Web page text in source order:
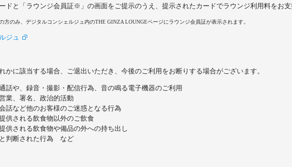
ドと「ラウンジ会員証※」の画面をご提示のうえ、提示されたカードでラウンジ利用料をお
方のみ、デジタルコンシェルジュ内のTHE GINZA LOUNGEページにラウンジ会員証が表示されます。
ジュ
かに該当する場合、ご退出いただき、今後のご利用をお断りする場合がございます。
話や、録音・撮影・配信行為、音の鳴る電子機器のご利用
業、署名、政治的活動
話など他のお客様のご迷惑となる行為
供される飲食物以外のご飲食
供される飲食物や備品の外への持ち出し
判断された行為 など